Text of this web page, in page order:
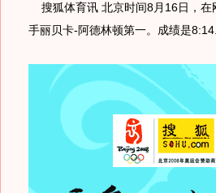
搜狐体育讯 北京时间8月16日，在
手丽贝卡-阿德林顿第一。成绩是